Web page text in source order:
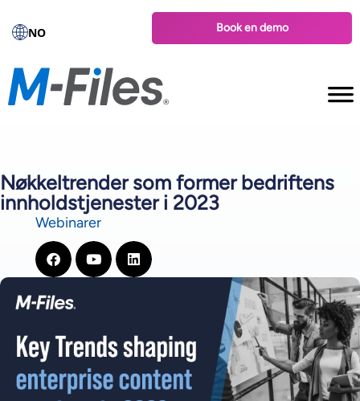
NO Book en demo
Nøkkeltrender som former bedriftens
innholdstjenester i 2023
Webinarer